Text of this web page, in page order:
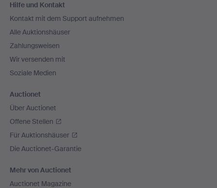
Navigation
Hilfe und Kontakt
Kontakt mit dem Support aufnehmen
Alle Auktionshäuser
Zahlungsweisen
Wir versenden mit
Soziale Medien
Auctionet
Über Auctionet
Offene Stellen
Für Auktionshäuser
Die Auctionet-Garantie
Mehr von Auctionet
Auctionet Magazine